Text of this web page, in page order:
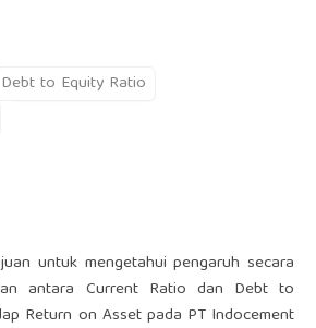
Debt to Equity Ratio
untuk mengetahui pengaruh secara
antara Current Ratio dan Debt to
Return on Asset pada PT Indocement